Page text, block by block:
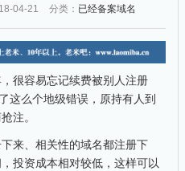
04-21 分类： 已经备案域名
很容易忘记续费被别人注册
这么个地级错误，原持有人到
注。
、相关性的域名都注册下
投资成本相对较低，这样可以